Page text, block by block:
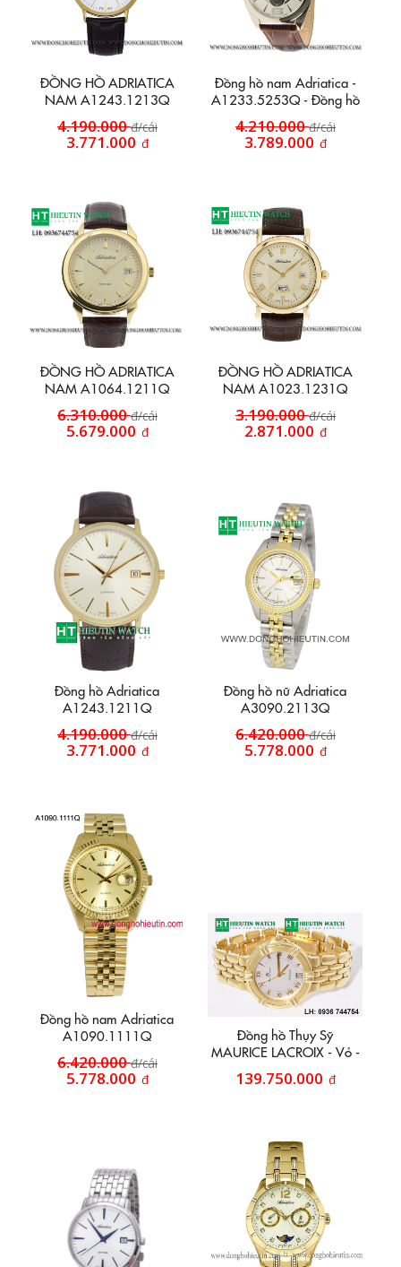
ĐỒNG HỒ ADRIATICA
NAM A1243.1213Q
4.190.000đ/cái
3.771.000 đ
Đồng hồ nam Adriatica -
A1233.5253Q - Đồng hồ
4.210.000đ/cái
3.789.000 đ
ĐỒNG HỒ ADRIATICA
NAM A1064.1211Q
6.310.000đ/cái
5.679.000 đ
ĐỒNG HỒ ADRIATICA
NAM A1023.1231Q
3.190.000đ/cái
2.871.000 đ
Đồng hồ Adriatica
A1243.1211Q
4.190.000đ/cái
3.771.000 đ
Đồng hồ nữ Adriatica
A3090.2113Q
6.420.000đ/cái
5.778.000 đ
Đồng hồ nam Adriatica
A1090.1111Q
6.420.000đ/cái
5.778.000 đ
Đồng hồ Thụy Sỹ
MAURICE LACROIX - Vỏ -
139.750.000 đ